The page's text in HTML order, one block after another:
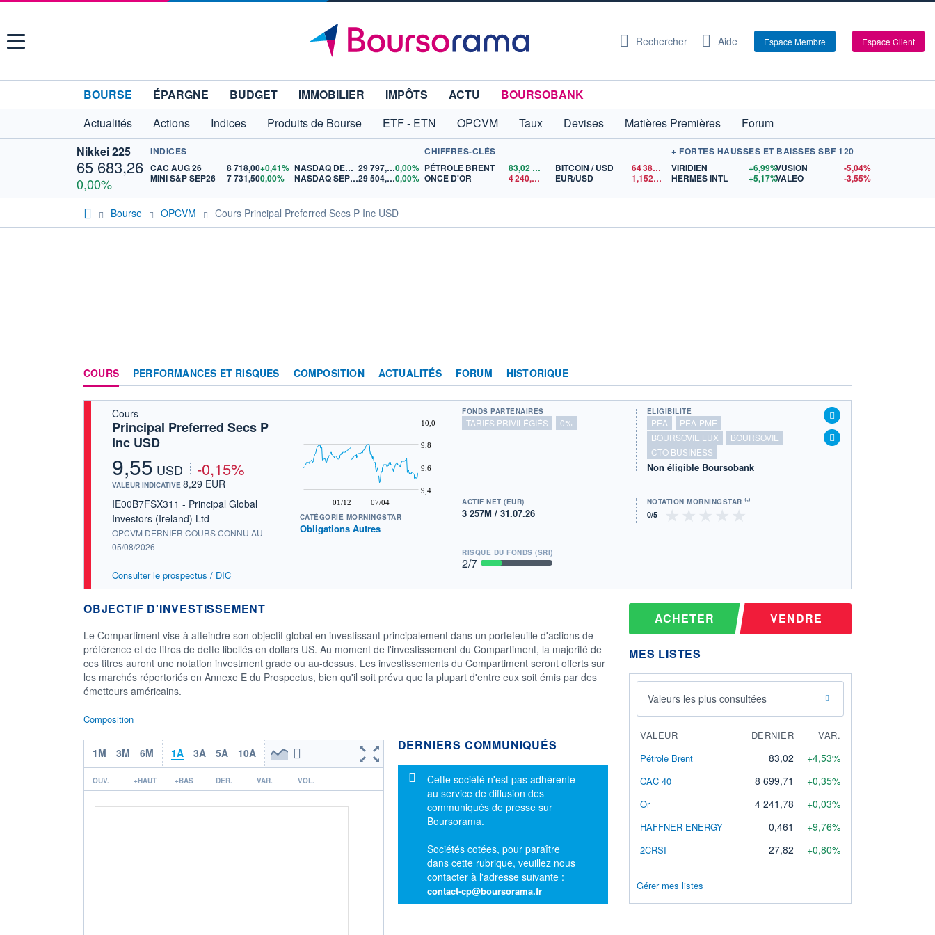
Menu Rechercher Aide Espace Membre Espace Client
BOURSE ÉPARGNE BUDGET IMMOBILIER IMPÔTS ACTU
BOURSOBANK
Actualités
Actions Indices Produits de Bourse ETF - ETN OPCVM Taux Devises Matières Premières
Forum
Nikkei 225
65 683,26
0,00%
INDICES
CAC AUG 26
8 718,00+0,41%
MINI S&P SEP26
7 731,500,00%
NASDAQ DEC26 29 797,250,00%
NASDAQ SEP26
29 504,250,00%
CHIFFRES-CLÉS
PÉTROLE BRENT
83,02$US
ONCE D'OR
4 240,43 $US
BITCOIN / USD 64 386,53
$US
EUR/USD
1,1522$US
+ FORTES HAUSSES ET BAISSES SBF 120
VIRIDIEN
+6,99%
HERMES INTL
+5,17%
VUSION
-5,04%
VALEO
-3,55%
Bourse OPCVM Cours Principal Preferred Secs P Inc USD
COURS PERFORMANCES ET RISQUES COMPOSITION ACTUALITÉS FORUM HISTORIQUE
Cours
Principal Preferred Secs P
Inc USD
9,55 USD -0,15%
VALEUR INDICATIVE 8,29 EUR
IE00B7FSX311 - Principal Global
Investors (Ireland) Ltd
OPCVM DERNIER COURS CONNU AU
05/08/2026
Consulter le prospectus / DIC
01/12 07/04
9,4
9,6
9,8
10,0
CATÉGORIE MORNINGSTAR
Obligations Autres
FONDS PARTENAIRES
TARIFS PRIVILÉGIÉS 0%
ÉLIGIBILITÉ
PEA
PEA-PME
BOURSOVIE LUX
BOURSOVIE
CTO BUSINESS
Non éligible Boursobank
ACTIF NET (EUR)
3 257M / 31.07.26
NOTATION MORNINGSTAR ⁽¹⁾
RISQUE DU FONDS (SRI)
2/7
OBJECTIF D'INVESTISSEMENT
Le Compartiment vise à atteindre son objectif global en investissant principalement dans un portefeuille d'actions de
préférence et de titres de dette libellés en dollars US. Au moment de l'investissement du Compartiment, la majorité de
ces titres auront une notation investment grade ou au-dessus. Les investissements du Compartiment seront offerts sur
les marchés répertoriés en Annexe E du Prospectus, bien qu'il soit prévu que la plupart d'entre eux soit émis par des
émetteurs américains.
Composition
1M 3M 6M 1A 3A 5A 10A
OUV. +HAUT +BAS DER. VAR. VOL.
DERNIERS COMMUNIQUÉS
Message d'information
Cette société n'est pas adhérente
au service de diffusion des
communiqués de presse sur
Boursorama.
Sociétés cotées, pour paraître
dans cette rubrique, veuillez nous
contacter à l'adresse suivante :
contact-cp@boursorama.fr
ACHETER VENDRE
MES LISTES
Valeurs les plus consultées
VALEUR DERNIER
VAR.
Pétrole Brent
83,02 +4,53%
CAC 40 8 699,71 +0,35%
Or 4 241,78 +0,03%
HAFFNER ENERGY 0,461 +9,76%
2CRSI 27,82 +0,80%
Gérer mes listes